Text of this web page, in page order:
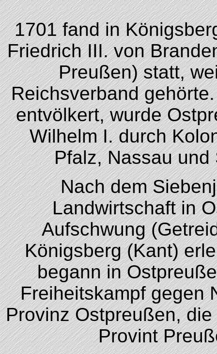
1701 fand in
Friedrich III. von
Preußen) statt,
Reichsverband
entvölkert, wurde
Wilhelm I. durch
Pfalz, Nassau
Nach dem
Landwirtschaft in
Aufschwung
Königsberg (Kant)
begann in
Freiheitskampf gegen
Provinz Ostpreußen,
Provint